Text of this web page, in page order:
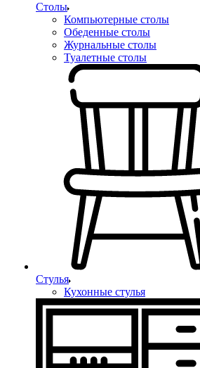
Столы
Компьютерные столы
Обеденные столы
Журнальные столы
Туалетные столы
Стулья
Кухонные стулья